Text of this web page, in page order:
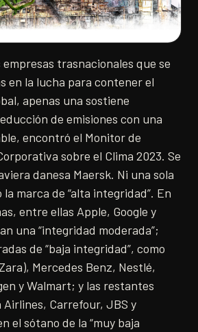
empresas trasnacionales que se
en la lucha para contener el
apenas una sostiene
de emisiones con una
encontró el Monitor de
sobre el Clima 2023. Se
danesa Maersk. Ni una sola
marca de “alta integridad”. En
entre ellas Apple, Google y
una “integridad moderada”;
de “baja integridad”, como
Mercedes Benz, Nestlé,
y Walmart; y las restantes
Carrefour, JBS y
el sótano de la “muy baja